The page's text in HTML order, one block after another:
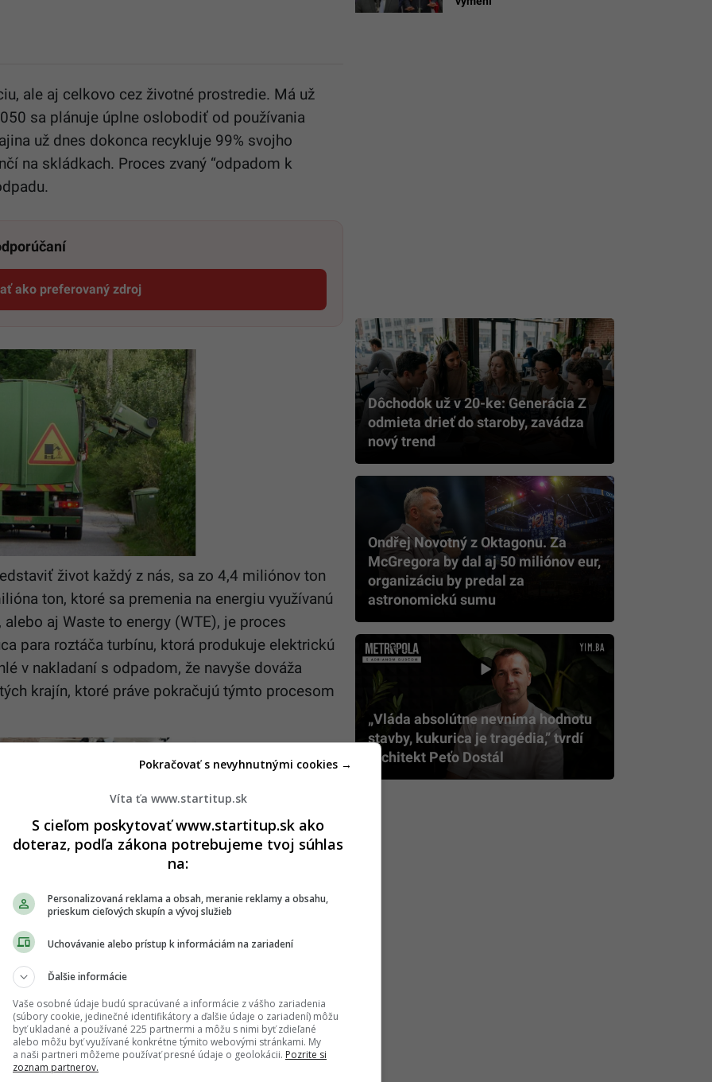
ale aj celkovo cez životné prostredie. Má už
sa plánuje úplne oslobodiť od používania
už dnes dokonca recykluje 99% svojho
na skládkach. Proces zvaný “odpadom k
ako preferovaný zdroj
Startitup, odkaz sa otvorí v novom okne
život každý z nás, sa zo 4,4 miliónov ton
ton, ktoré sa premenia na energiu využívanú
aj Waste to energy (WTE), je proces
para roztáča turbínu, ktorá produkuje elektrickú
v nakladaní s odpadom, že navyše dováža
krajín, ktoré práve pokračujú týmto procesom
občanovi. Neviem, ako by to dopadlo u nás a
Občania vo Švédsku sú však uvedomelí a s
recyklácia je úplne bežná. Občania môžu triediť
priamo do WTE zariadení, a to má práve za
údaj na celoštátnej úrovni. Ak sa krajina
krajina s nulovým odpadom. Keď si to
posiela ročne až 55% svojho vyprodukovaného
Dôchodok už v 20-ke: Generácia Z
odmieta drieť do staroby, zavádza
nový trend
Ondřej Novotný z Oktagonu. Za
McGregora by dal aj 50 miliónov eur,
organizáciu by predal za
astronomickú sumu
„Vláda absolútne nevníma hodnotu
stavby, kukurica je tragédia,” tvrdí
architekt Peťo Dostál
Víta ťa www.startitup.sk
S cieľom poskytovať www.startitup.sk ako
doteraz, podľa zákona potrebujeme tvoj súhlas
na:
Personalizovaná reklama a obsah, meranie reklamy a obsahu,
prieskum cieľových skupín a vývoj služieb
Uchovávanie alebo prístup k informáciám na zariadení
Ďalšie informácie
Vaše osobné údaje budú spracúvané a informácie z vášho zariadenia
(súbory cookie, jedinečné identifikátory a ďalšie údaje o zariadení) môžu
byť ukladané a používané 225 partnermi a môžu s nimi byť zdieľané
alebo môžu byť využívané konkrétne týmito webovými stránkami. My
a naši partneri môžeme používať presné údaje o geolokácii. Pozrite si
zoznam partnerov.
Pokračovať s nevyhnutnými cookies →